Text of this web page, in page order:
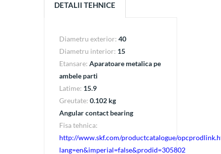
DETALII TEHNICE
Diametru exterior: 40
Diametru interior: 15
Etansare: Aparatoare metalica pe
ambele parti
Latime: 15.9
Greutate: 0.102 kg
Angular contact bearing
Fisa tehnica:
http://www.skf.com/productcatalogue/
lang=en&imperial=false&prodid=305802